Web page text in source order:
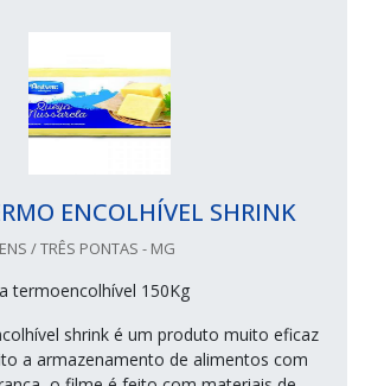
ENCOLHÍVEL SHRINK
/ TRÊS PONTAS - MG
termoencolhível 150Kg
shrink é um produto muito eficaz
a armazenamento de alimentos com